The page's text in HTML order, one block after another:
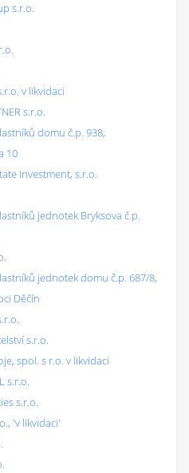
s.r.o.
v likvidaci
s.r.o.
domu č.p. 938,
10
Investment, s.r.o.
jednotek Bryksova č.p.
jednotek domu č.p. 687/8,
Děčín
s.r.o.
spol. s r.o. v likvidaci
s.r.o.
s.r.o.
'v likvidaci'